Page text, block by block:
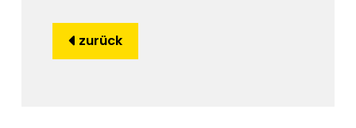
zurück